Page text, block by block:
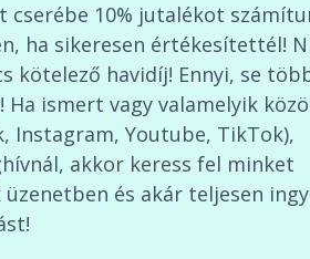
10% jutalékot
ha sikeresen értékesítettél!
kötelező havidíj! Ennyi, se
Ha ismert vagy valamelyik
Instagram, Youtube, TikTok),
akkor keress fel minket
és akár teljesen